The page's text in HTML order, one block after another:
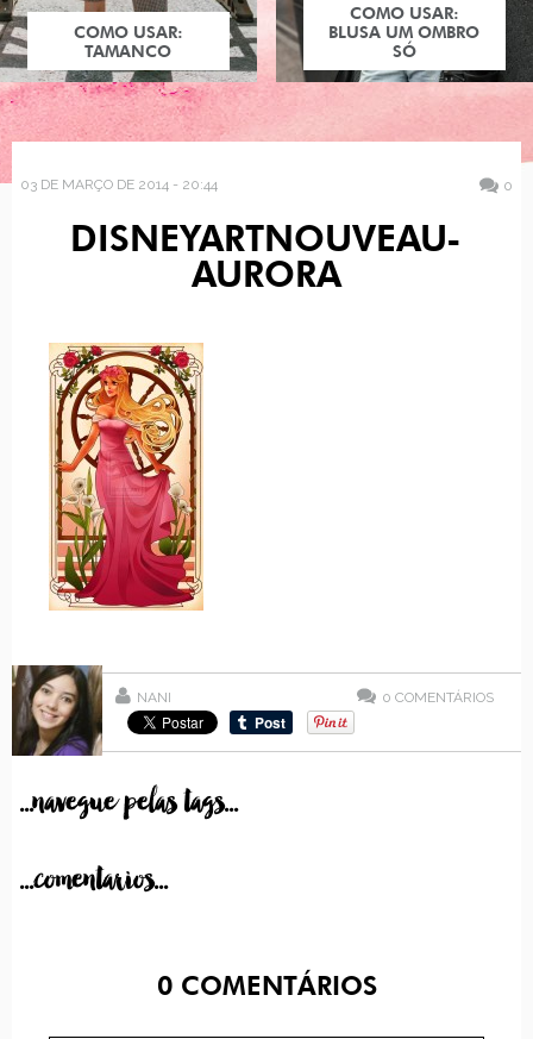
COMO USAR:
TAMANCO
COMO USAR:
BLUSA UM OMBRO
SÓ
03 DE MARÇO DE 2014 - 20:44 0
DISNEYARTNOUVEAU-
AURORA
NANI 0 COMENTÁRIOS
...navegue pelas tags...
...comentarios...
0COMENTÁRIOS